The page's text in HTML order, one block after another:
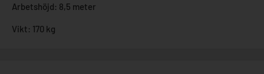
Arbetshöjd: 8,5 meter
Vikt: 170 kg